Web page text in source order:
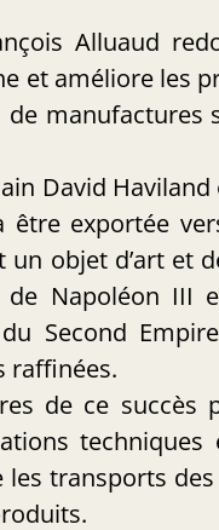
Alluaud
et améliore les
manufactures
David Haviland
être exportée
objet d’art et
Napoléon III
Second
raffinées.
de ce succès
techniques
transports